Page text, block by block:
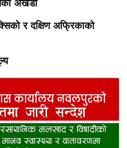
अखडा
र दक्षिण अफ्रिकाको